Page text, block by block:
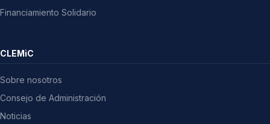
Financiamiento Solidario
CLEMiC
Sobre nosotros
Consejo de Administración
Noticias